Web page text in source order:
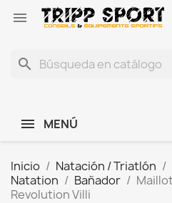

search
MENÚ
Inicio Natación / Triatlón
Natation
Bañador
Revolution Villi